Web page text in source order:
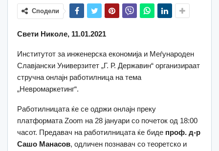
Сподели
Свети Николе, 11.01.2021
Институтот за инженерска економија и Меѓународен
Славјански Универзитет „Г. Р. Державин“ организираат
стручна онлајн работилница на тема
„Невромаркетинг“.
Работилницата ќе се одржи онлајн преку
платформата Zoom на 28 јануари со почеток од 18:00
часот. Предавач на работилницата ќе биде проф. д-р
Сашо Манасов, одличен познавач со теоретско и